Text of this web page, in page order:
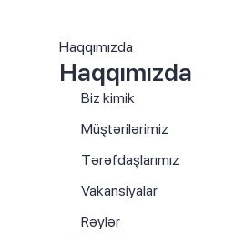
Haqqımızda
Haqqımızda
Biz kimik
Müştərilərimiz
Tərəfdaşlarımız
Vakansiyalar
Rəylər